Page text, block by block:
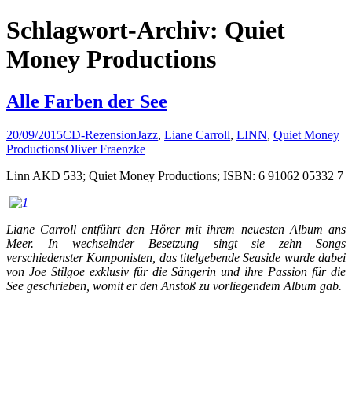
Schlagwort-Archiv: Quiet
Money Productions
Alle Farben der See
20/09/2015CD-RezensionJazz, Liane Carroll, LINN, Quiet Money
ProductionsOliver Fraenzke
Linn AKD 533; Quiet Money Productions; ISBN: 6 91062 05332 7
Liane Carroll entführt den Hörer mit ihrem neuesten Album ans
Meer. In wechselnder Besetzung singt sie zehn Songs
verschiedenster Komponisten, das titelgebende Seaside wurde dabei
von Joe Stilgoe exklusiv für die Sängerin und ihre Passion für die
See geschrieben, womit er den Anstoß zu vorliegendem Album gab.